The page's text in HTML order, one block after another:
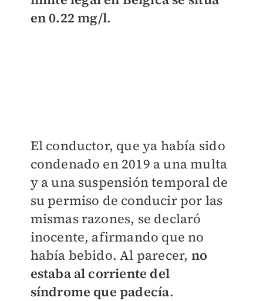
en 0.22 mg/l.
El conductor, que ya había sido
condenado en 2019 a una multa
y a una suspensión temporal de
su permiso de conducir por las
mismas razones, se declaró
inocente, afirmando que no
había bebido. Al parecer, no
estaba al corriente del
síndrome que padecía.